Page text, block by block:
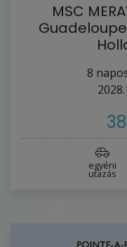
MSC
8
egyéni
utazás